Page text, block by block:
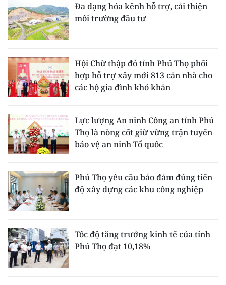
Đa dạng hóa kênh hỗ trợ, cải thiện
môi trường đầu tư
Hội Chữ thập đỏ tỉnh Phú Thọ phối
hợp hỗ trợ xây mới 813 căn nhà cho
các hộ gia đình khó khăn
Lực lượng An ninh Công an tỉnh Phú
Thọ là nòng cốt giữ vững trận tuyến
bảo vệ an ninh Tổ quốc
Phú Thọ yêu cầu bảo đảm đúng tiến
độ xây dựng các khu công nghiệp
Tốc độ tăng trưởng kinh tế của tỉnh
Phú Thọ đạt 10,18%